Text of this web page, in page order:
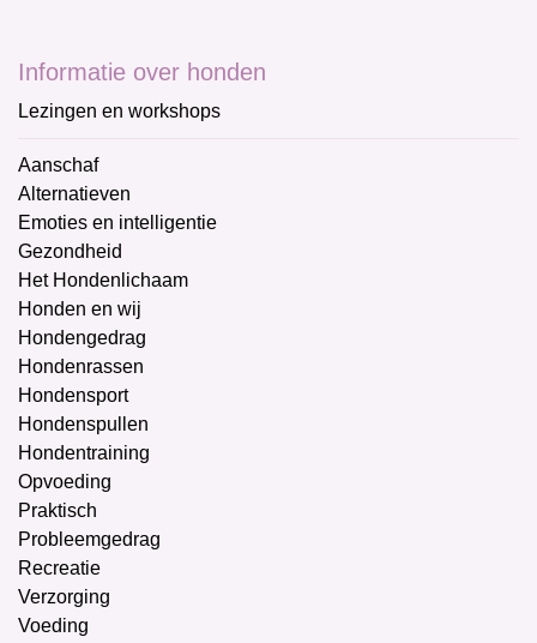
Informatie over honden
Lezingen en workshops
Aanschaf
Alternatieven
Emoties en intelligentie
Gezondheid
Het Hondenlichaam
Honden en wij
Hondengedrag
Hondenrassen
Hondensport
Hondenspullen
Hondentraining
Opvoeding
Praktisch
Probleemgedrag
Recreatie
Verzorging
Voeding